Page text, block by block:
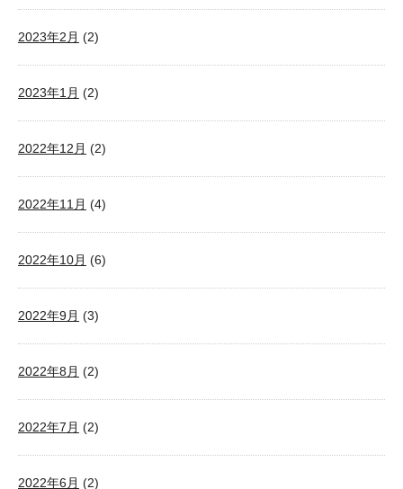
2023年2月 (2)
2023年1月 (2)
2022年12月 (2)
2022年11月 (4)
2022年10月 (6)
2022年9月 (3)
2022年8月 (2)
2022年7月 (2)
2022年6月 (2)